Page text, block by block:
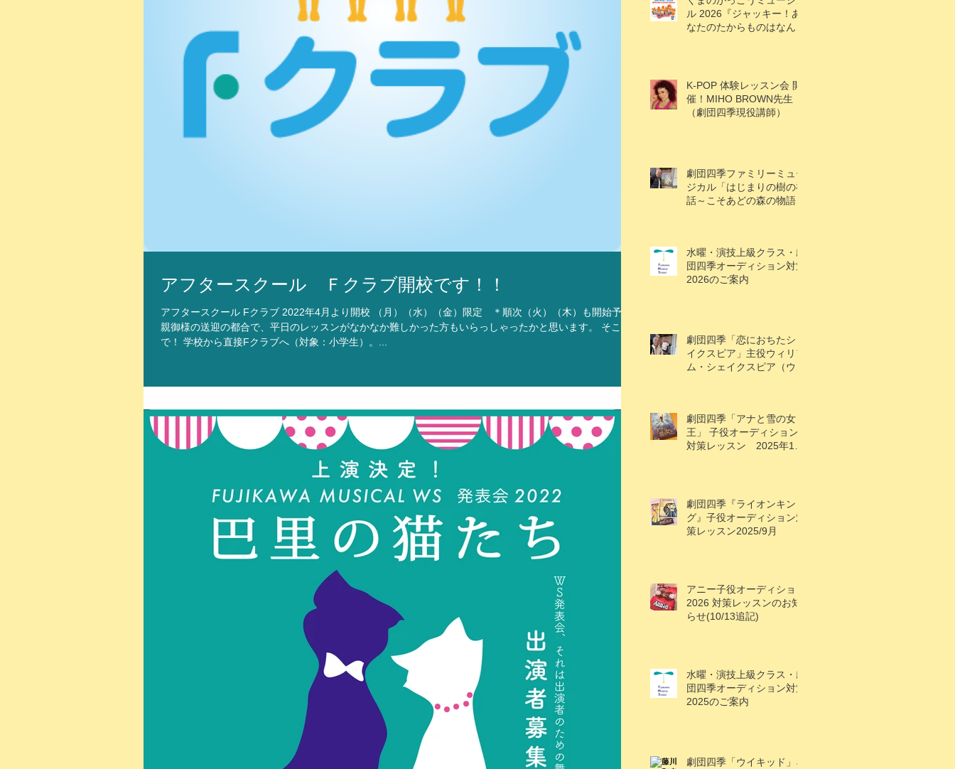
アフタースクール Ｆクラブ開校です！！
アフタースクール Fクラブ 2022年4月より開校 （月）（水）（金）限定 ＊順次（火）（木）も開始予定
親御様の送迎の都合で、平日のレッスンがなかなか難しかった方もいらっしゃったかと思います。 そこ
で！ 学校から直接Fクラブへ（対象：小学生）。...
ル 2026『ジャッキー！あ
なたのたからものはなんで
K-POP 体験レッスン会 開
催！MIHO BROWN先生
（劇団四季現役講師）
劇団四季ファミリーミュー
ジカル「はじまりの樹の神
話～こそあどの森の物語
水曜・演技上級クラス・劇
団四季オーディション対策
2026のご案内
劇団四季「恋におちたシェ
イクスピア」主役ウィリア
ム・シェイクスピア（ウィ
劇団四季「アナと雪の女
王」 子役オーディション
対策レッスン 2025年10
劇団四季『ライオンキン
グ』子役オーディション対
策レッスン2025/9月
アニー子役オーディション
2026 対策レッスンのお知
らせ(10/13追記)
水曜・演技上級クラス・劇
団四季オーディション対策
2025のご案内
劇団四季「ウイキッド」ネ